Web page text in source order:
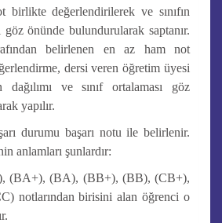
birlikte değerlendirilerek ve sınıfın
göz önünde bulundurularak saptanır.
belirlenen en az ham not
dersi veren öğretim üyesi
dağılımı ve sınıf ortalaması göz
yapılır.
durumu başarı notu ile belirlenir.
anlamları şunlardır:
(BA+), (BA), (BB+), (BB), (CB+),
notlarından birisini alan öğrenci o